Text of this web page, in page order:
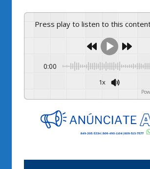
Press play to listen to this
0:00
1x